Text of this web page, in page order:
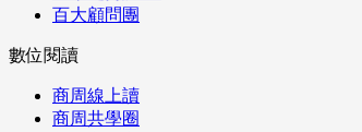
百大顧問團
數位閱讀
商周線上讀
商周共學圈